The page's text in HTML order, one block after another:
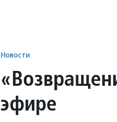
Новости
эфире